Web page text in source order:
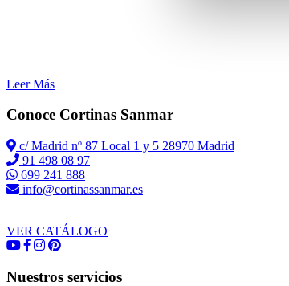
Leer Más
Conoce Cortinas Sanmar
c/ Madrid nº 87 Local 1 y 5 28970 Madrid
91 498 08 97
699 241 888
info@cortinassanmar.es
VER CATÁLOGO
Nuestros servicios